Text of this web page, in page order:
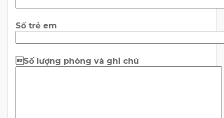
Số trẻ em
Số lượng phòng và ghi chú